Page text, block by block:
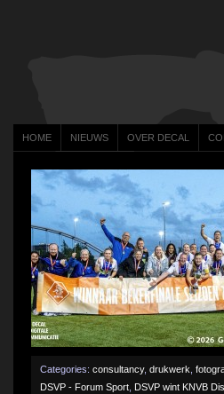
HOME NIEUWS OVER DECAL
Categories: consultancy, drukwerk
DSVP - Forum Sport DSVP wint KNVB